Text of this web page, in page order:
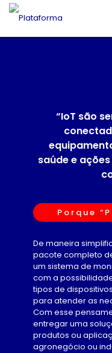
“IoT são
saúde e
Porque
De maneira
pacote completo
um sistema de
com a
tipos de
para atender as
Com esse
entregar uma
produtos ou
agronegócio ou